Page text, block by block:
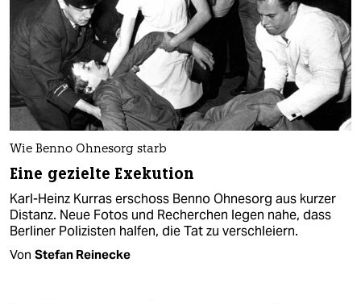
Wie Benno Ohnesorg starb
Eine gezielte Exekution
Karl-Heinz Kurras erschoss Benno Ohnesorg aus kurzer
Distanz. Neue Fotos und Recherchen legen nahe, dass
Berliner Polizisten halfen, die Tat zu verschleiern.
Von Stefan Reinecke